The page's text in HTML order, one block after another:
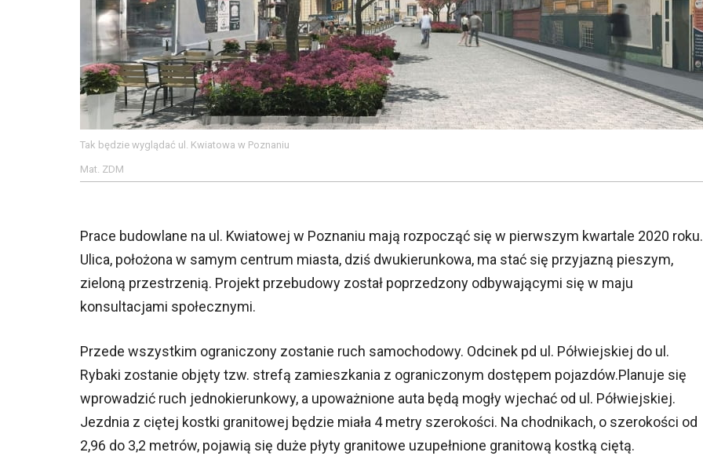
Tak będzie wyglądać ul. Kwiatowa w Poznaniu
Mat. ZDM
Prace budowlane na ul. Kwiatowej w Poznaniu mają rozpocząć się w pierwszym kwartale 2020 roku.
Ulica, położona w samym centrum miasta, dziś dwukierunkowa, ma stać się przyjazną pieszym,
zieloną przestrzenią. Projekt przebudowy został poprzedzony odbywającymi się w maju
konsultacjami społecznymi.
Przede wszystkim ograniczony zostanie ruch samochodowy. Odcinek pd ul. Półwiejskiej do ul.
Rybaki zostanie objęty tzw. strefą zamieszkania z ograniczonym dostępem pojazdów.Planuje się
wprowadzić ruch jednokierunkowy, a upoważnione auta będą mogły wjechać od ul. Półwiejskiej.
Jezdnia z ciętej kostki granitowej będzie miała 4 metry szerokości. Na chodnikach, o szerokości od
2,96 do 3,2 metrów, pojawią się duże płyty granitowe uzupełnione granitową kostką ciętą.